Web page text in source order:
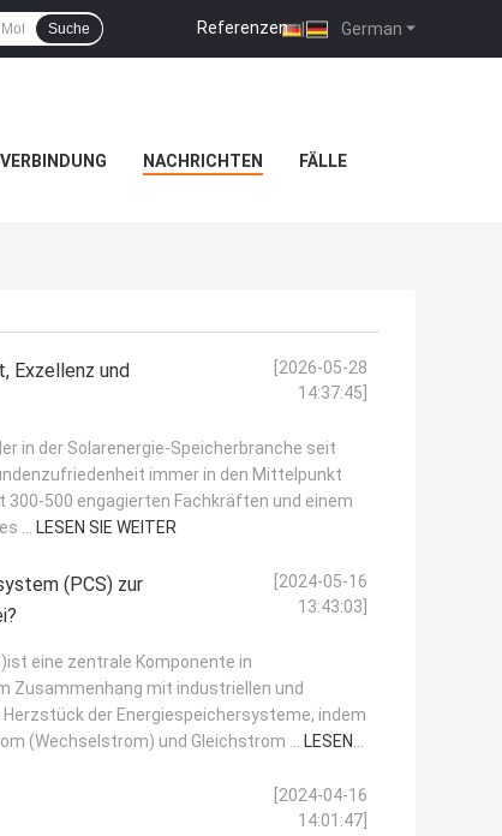
German
Referenzen |
Suche
NACHRICHTEN FÄLLE
Exzellenz und
[2026-05-28
14:37:45]
in der Solarenergie-Speicherbranche seit
immer in den Mittelpunkt
500 engagierten Fachkräften und einem
... LESEN SIE WEITER
(PCS) zur
[2024-05-16
13:43:03]
eine zentrale Komponente in
Zusammenhang mit industriellen und
der Energiespeichersysteme, indem
(Wechselstrom) und Gleichstrom ... LESEN
[2024-04-16
14:01:47]